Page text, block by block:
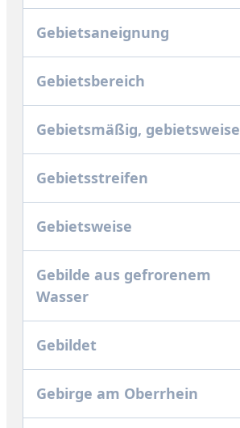
Gebietsaneignung
Gebietsbereich
Gebietsmäßig, gebietsweise
Gebietsstreifen
Gebietsweise
Gebilde aus gefrorenem
Wasser
Gebildet
Gebirge am Oberrhein